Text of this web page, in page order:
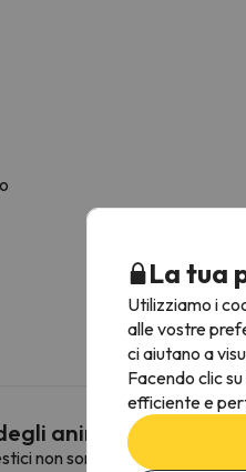
animali domestici
non sono ammessi in questa
La tua
Utilizziamo i
alle vostre
ci aiutano a
Facendo clic
efficiente e